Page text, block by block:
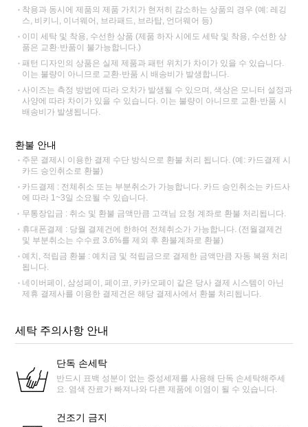
착용과 동시에 제품의 제품 가치가 현저히 감소하는 상품의 경우 (예: 레깅
스, 비키니, 이너웨어, 브라패드, 브라탑, 언더웨어 등)
이미 세탁 및 착용, 수선한 상품 (제품 하자 시에도 세탁 및 착용, 수선한 상
품은 교환·반품이 불가능합니다.)
패턴 디자인의 상품은 실제 제품과 패턴 위치가 차이가 있을 수 있습니다.
이는 불량이 아니므로 교환·반품 시 배송비가 발생합니다.
사이즈는 측정 방법에 따라 오차가 발생될 수 있으며, 색상은 모니터 설정과
사양에 따라 차이가 있을 수 있습니다. 이는 불량이 아니므로 교환·반품 시
배송비가 발생됩니다.
환불 안내
주문 결제시 이용한 결제 수단 방식으로 환불 처리 됩니다. (예: 카드결제 시
카드 승인취소로 환불)
카드결제 : 전체취소 또는 부분취소가 가능합니다. 카드 승인취소는 카드사
에 따라 1~3일 소요될 수 있습니다.
무통장입금 : 취소 및 환불 금액만큼 고객님 요청 계좌로 환불 처리됩니다.
휴대폰결제 : 당월 결제건에 한하여 전체취소가 가능합니다. (전월결제건
및 부분취소는 수수료 3.6%를 제외 후 환불계좌로 환불)
예치, 적립금 환불 : 예치금 및 적립금으로 결제한 금액만큼 자동 복원 처리
됩니다.
네이버페이, 삼성페이, 페이코, 카카오페이 같은 당사 결제 시스템이 아닌
제휴 결제사를 이용한 결제건은 해당 결제사에서 환불 처리됩니다.
세탁 주의사항 안내
단독 손세탁
반드시 표백 성분이 없는 중성세제를 사용해 단독 손세탁해주세
요. 염색 잔료가 빠져나와 다른 제품에 이염이 될 수 있습니다.
건조기 금지